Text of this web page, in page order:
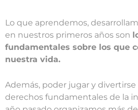
Lo que aprendemos,
en nuestros primeros años son
fundamentales sobre los que
nuestra vida.
Además, poder jugar y divertirse
derechos fundamentales de la